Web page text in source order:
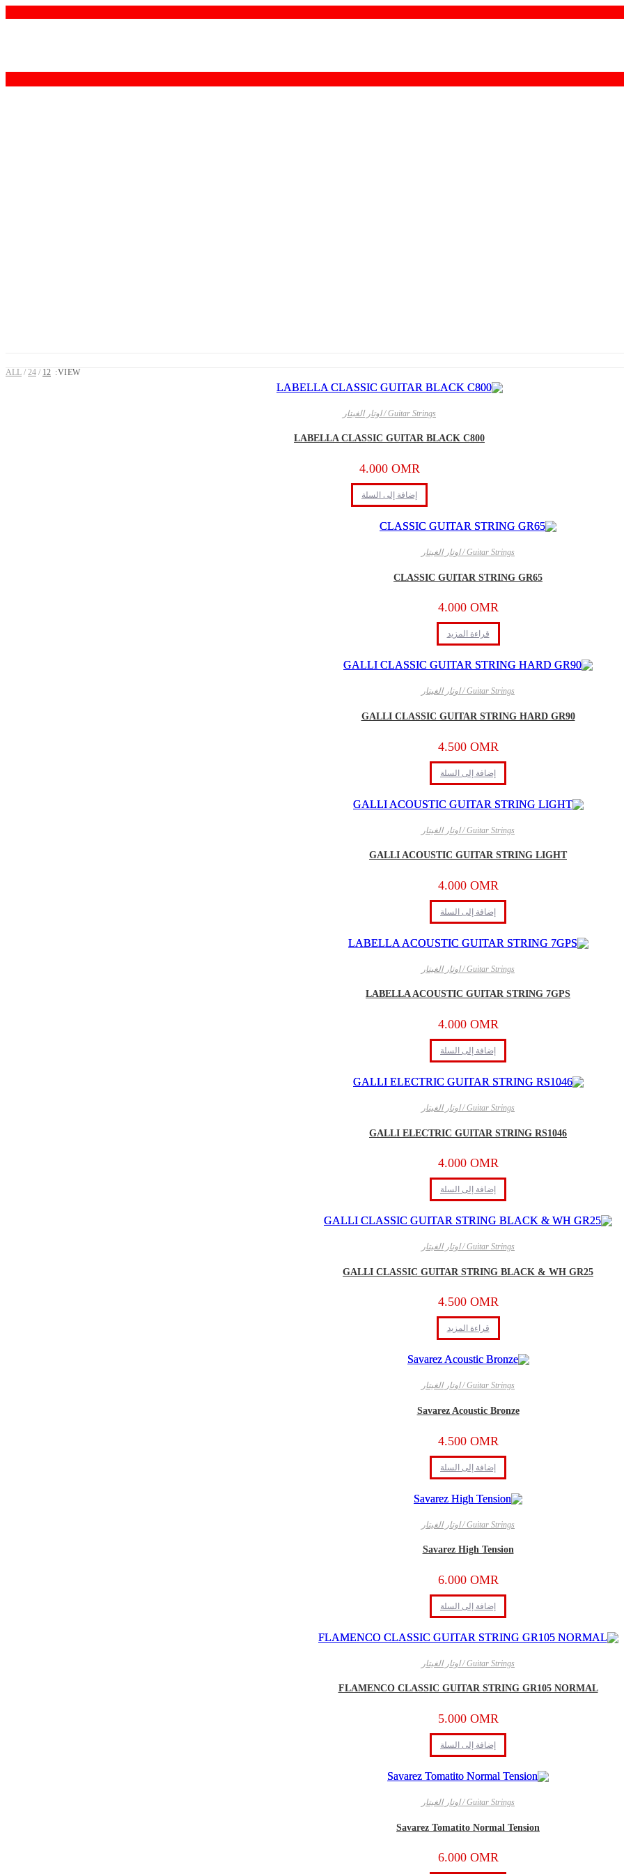
VIEW:
12
24
ALL
Guitar Strings / اوتار الغيتار
LABELLA CLASSIC GUITAR BLACK C800
4.000 OMR
إضافة إلى السلة
Guitar Strings / اوتار الغيتار
CLASSIC GUITAR STRING GR65
4.000 OMR
قراءة المزيد
Guitar Strings / اوتار الغيتار
GALLI CLASSIC GUITAR STRING HARD GR90
4.500 OMR
إضافة إلى السلة
Guitar Strings / اوتار الغيتار
GALLI ACOUSTIC GUITAR STRING LIGHT
4.000 OMR
إضافة إلى السلة
Guitar Strings / اوتار الغيتار
LABELLA ACOUSTIC GUITAR STRING 7GPS
4.000 OMR
إضافة إلى السلة
Guitar Strings / اوتار الغيتار
GALLI ELECTRIC GUITAR STRING RS1046
4.000 OMR
إضافة إلى السلة
Guitar Strings / اوتار الغيتار
GALLI CLASSIC GUITAR STRING BLACK & WH GR25
4.500 OMR
قراءة المزيد
Guitar Strings / اوتار الغيتار
Savarez Acoustic Bronze
4.500 OMR
إضافة إلى السلة
Guitar Strings / اوتار الغيتار
Savarez High Tension
6.000 OMR
إضافة إلى السلة
Guitar Strings / اوتار الغيتار
FLAMENCO CLASSIC GUITAR STRING GR105 NORMAL
5.000 OMR
إضافة إلى السلة
Guitar Strings / اوتار الغيتار
Savarez Tomatito Normal Tension
6.000 OMR